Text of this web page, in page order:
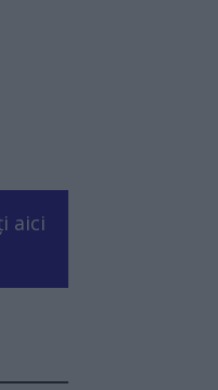
aici